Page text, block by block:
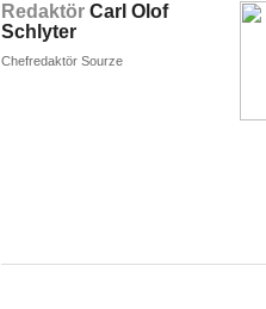
Redaktör Carl Olof
Schlyter
Chefredaktör Sourze